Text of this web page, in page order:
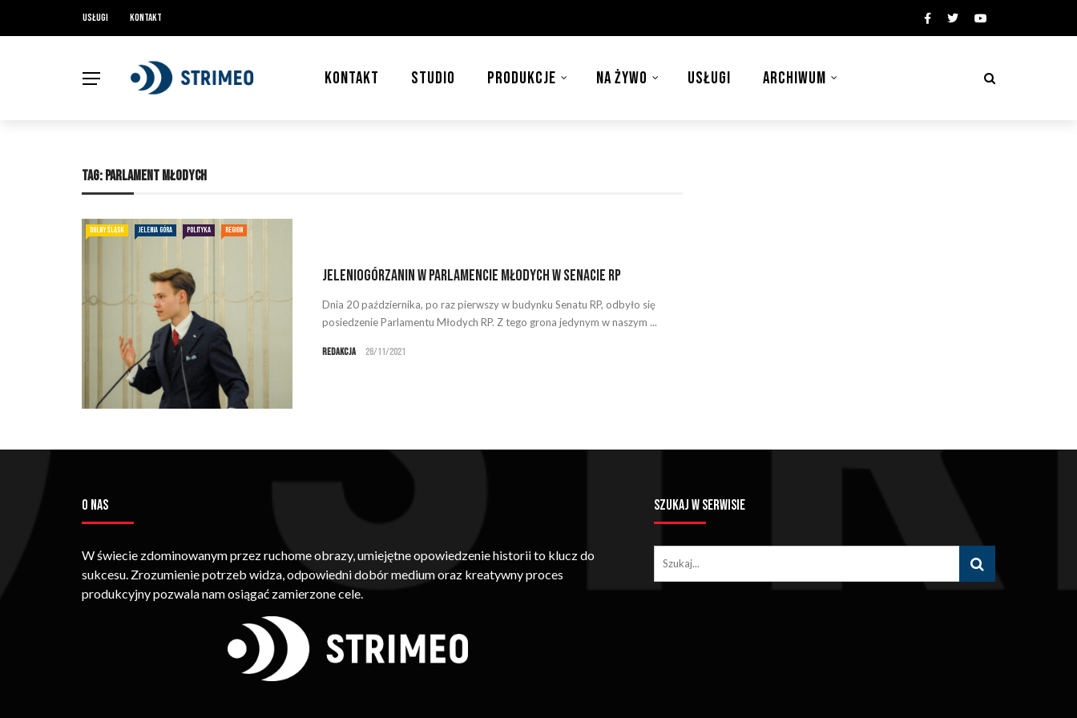
Usługi Kontakt
KONTAKT STUDIO PRODUKCJE NA ŻYWO USŁUGI ARCHIWUM
TAG: PARLAMENT MŁODYCH
DOLNY ŚLĄSK JELENIA GÓRA POLITYKA REGION
Jeleniogórzanin w Parlamencie Młodych w Senacie RP
Dnia 20 października, po raz pierwszy w budynku Senatu RP, odbyło się
posiedzenie Parlamentu Młodych RP. Z tego grona jedynym w naszym ...
Redakcja 26/11/2021
O NAS
W świecie zdominowanym przez ruchome obrazy, umiejętne opowiedzenie historii to klucz do
sukcesu. Zrozumienie potrzeb widza, odpowiedni dobór medium oraz kreatywny proces
produkcyjny pozwala nam osiągać zamierzone cele.
SZUKAJ W SERWISIE